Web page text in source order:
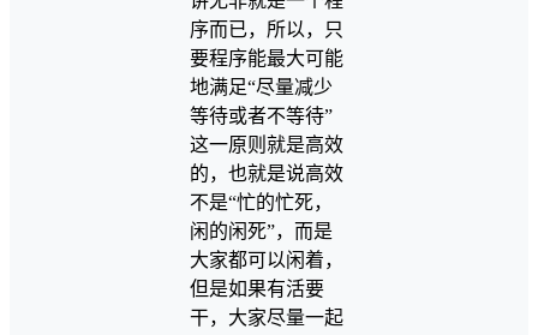
序而已，所以，只
要程序能最大可能
地满足“尽量减少
等待或者不等待”
这一原则就是高效
的，也就是说高效
不是“忙的忙死，
闲的闲死”，而是
大家都可以闲着，
但是如果有活要
干，大家尽量一起